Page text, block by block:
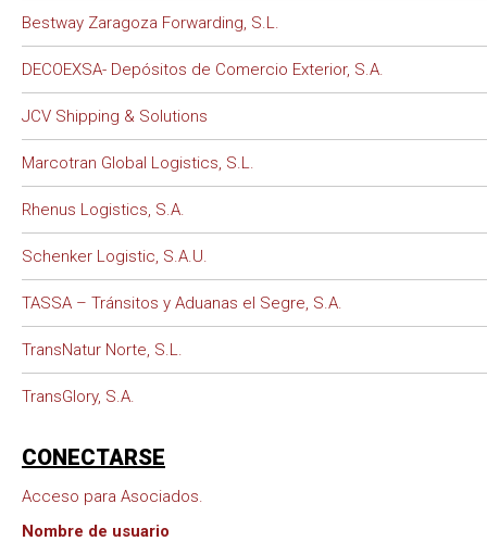
Bestway Zaragoza Forwarding, S.L.
DECOEXSA- Depósitos de Comercio Exterior, S.A.
JCV Shipping & Solutions
Marcotran Global Logistics, S.L.
Rhenus Logistics, S.A.
Schenker Logistic, S.A.U.
TASSA – Tránsitos y Aduanas el Segre, S.A.
TransNatur Norte, S.L.
TransGlory, S.A.
CONECTARSE
Acceso para Asociados.
Nombre de usuario